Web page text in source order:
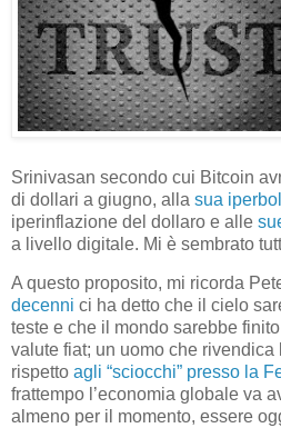
Srinivasan secondo cui Bitcoin
di dollari a giugno, alla sua
iperinflazione del dollaro e alle
a livello digitale. Mi è sembrato
A questo proposito, mi ricorda
decenni ci ha detto che il cielo
teste e che il mondo sarebbe
valute fiat; un uomo che
rispetto agli “sciocchi” presso la
frattempo l’economia globale va
almeno per il momento, essere